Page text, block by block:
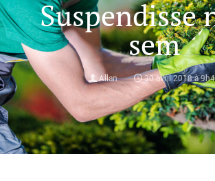
Suspendisse
sem
Allan 30 avril 2018 à